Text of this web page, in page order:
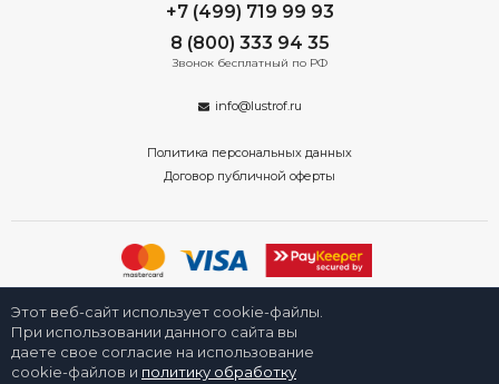
+7 (499) 719 99 93
8 (800) 333 94 35
Звонок бесплатный по РФ
info@lustrof.ru
Политика персональных данных
Договор публичной оферты
2008-2026 © Интернет-магазин светильников «Люстроф» в Москве -
приборы освещения для дома и улицы от производителя с доставкой
по России. Все права защищены.
Этот веб-сайт использует cookie-файлы.
При использовании данного сайта вы
даете свое согласие на использование
cookie-файлов и политику обработку